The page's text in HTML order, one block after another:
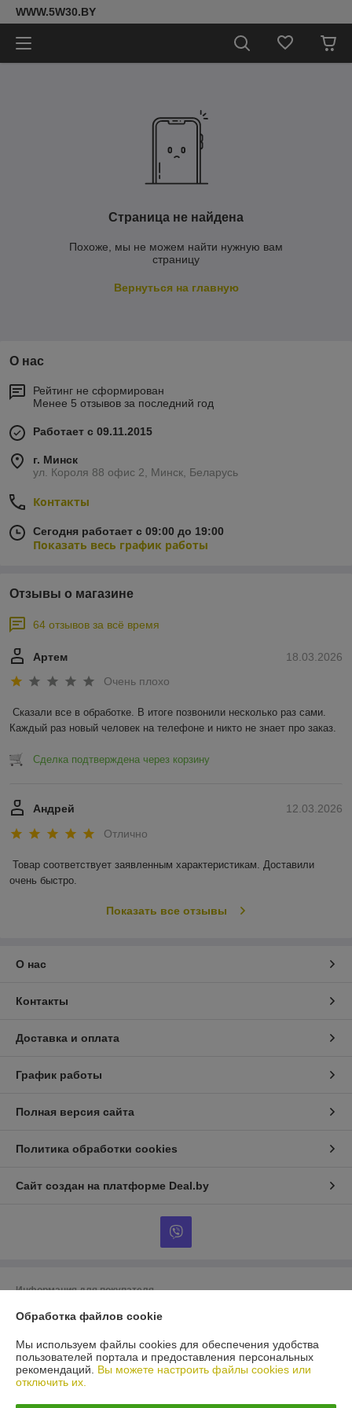
WWW.5W30.BY
Страница не найдена
Похоже, мы не можем найти нужную вам
страницу
Вернуться на главную
О нас
Рейтинг не сформирован
Менее 5 отзывов за последний год
Работает с 09.11.2015
г. Минск
ул. Короля 88 офис 2, Минск, Беларусь
Контакты
Сегодня работает с 09:00 до 19:00
Показать весь график работы
Отзывы о магазине
64 отзывов за всё время
18.03.2026
Артем
Очень плохо
Сказали все в обработке. В итоге позвонили несколько раз сами.
Каждый раз новый человек на телефоне и никто не знает про заказ.
Сделка подтверждена через корзину
12.03.2026
Андрей
Отлично
Товар соответствует заявленным характеристикам. Доставили
очень быстро.
Показать все отзывы
О нас
Контакты
Доставка и оплата
График работы
Полная версия сайта
Политика обработки cookies
Сайт создан на платформе Deal.by
Информация для покупателя
Юридическое лицо:ООО «БигВал»
г. Минск, ул.Короля, д.88, пом.2
Регистрационный номер ЕГР: 193084737
УНП: 193084737
Обработка файлов cookie
Мы используем файлы cookies для обеспечения удобства
пользователей портала и предоставления персональных
рекомендаций. Вы можете настроить файлы cookies или
отключить их.